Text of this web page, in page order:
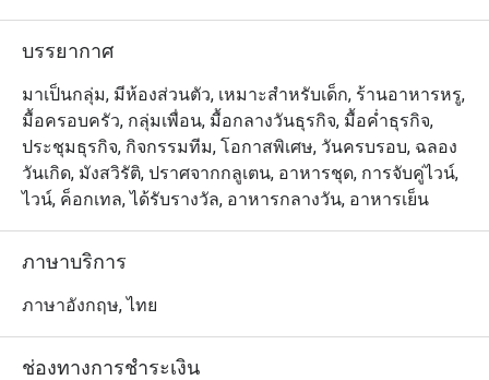
บรรยากาศ
มาเป็นกลุ่ม, มีห้องส่วนตัว, เหมาะสำหรับเด็ก, ร้านอาหารหรู,
มื้อครอบครัว, กลุ่มเพื่อน, มื้อกลางวันธุรกิจ, มื้อค่ำธุรกิจ,
ประชุมธุรกิจ, กิจกรรมทีม, โอกาสพิเศษ, วันครบรอบ, ฉลอง
วันเกิด, มังสวิรัติ, ปราศจากกลูเตน, อาหารชุด, การจับคู่ไวน์,
ไวน์, ค็อกเทล, ได้รับรางวัล, อาหารกลางวัน, อาหารเย็น
ภาษาบริการ
ภาษาอังกฤษ, ไทย
ช่องทางการชำระเงิน